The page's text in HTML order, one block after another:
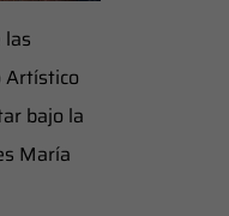
Artístico
bajo la
María